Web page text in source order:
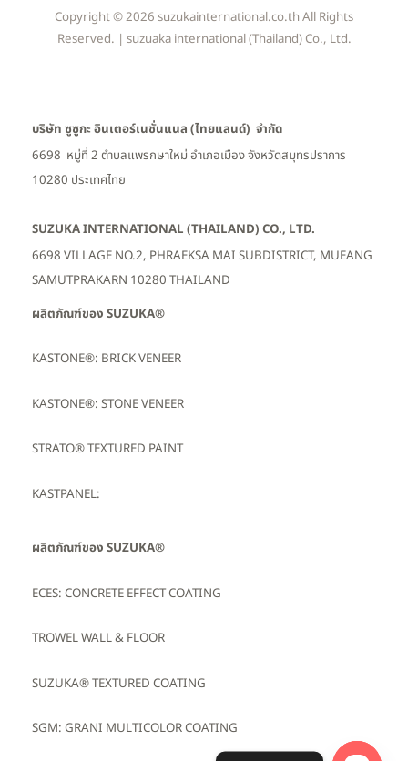
Copyright © 2026 suzukainternational.co.th All Rights
Reserved. | suzuaka international (Thailand) Co., Ltd.
บริษัท ซูซูกะ อินเตอร์เนชั่นแนล (ไทยแลนด์) จำกัด
6698 หมู่ที่ 2 ตำบลแพรกษาใหม่ อำเภอเมืองจังหวัดสมุทรปราการ
10280 ประเทศไทย
SUZUKA INTERNATIONAL (THAILAND) CO., LTD.
6698 VILLAGE NO.2, PHRAEKSA MAI SUBDISTRICT, MUEANG
SAMUTPRAKARN 10280 THAILAND
ผลิตภัณฑ์ของ SUZUKA®
KASTONE®: BRICK VENEER
KASTONE®: STONE VENEER
STRATO® TEXTURED PAINT
KASTPANEL:
ผลิตภัณฑ์ของ SUZUKA®
ECES: CONCRETE EFFECT COATING
TROWEL WALL & FLOOR
SUZUKA® TEXTURED COATING
SGM: GRANI MULTICOLOR COATING